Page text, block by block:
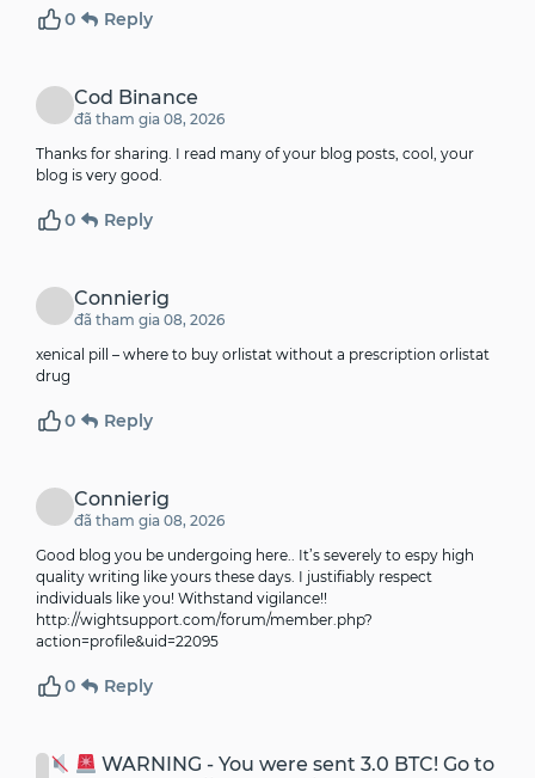
0 Reply
Cod Binance
đã tham gia 08, 2026
Thanks for sharing. I read many of your blog posts, cool, your
blog is very good.
0 Reply
Connierig
đã tham gia 08, 2026
xenical pill – where to buy orlistat without a prescription orlistat
drug
0 Reply
Connierig
đã tham gia 08, 2026
Good blog you be undergoing here.. It’s severely to espy high
quality writing like yours these days. I justifiably respect
individuals like you! Withstand vigilance!!
http://wightsupport.com/forum/member.php?
action=profile&uid=22095
0 Reply
WARNING - You were sent 3.0 BTC! Go to